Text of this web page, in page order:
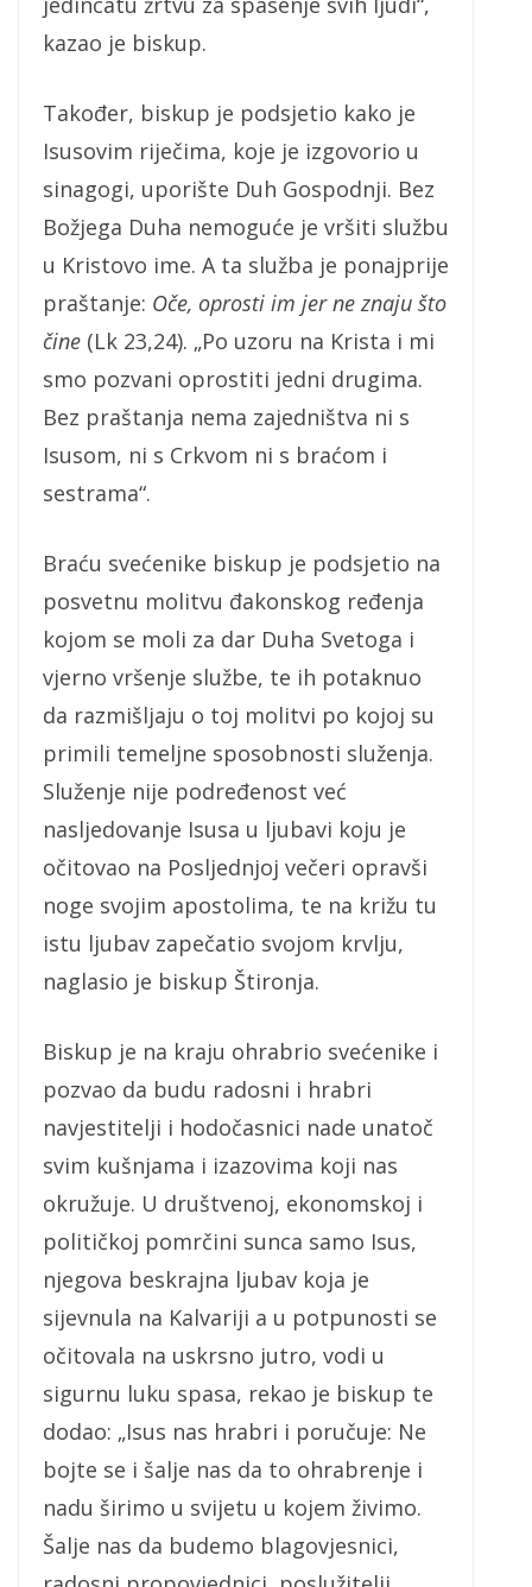
kazao je biskup.
Također, biskup je podsjetio kako je
Isusovim riječima, koje je izgovorio u
sinagogi, uporište Duh Gospodnji. Bez
Božjega Duha nemoguće je vršiti službu
u Kristovo ime. A ta služba je ponajprije
praštanje: Oče, oprosti im jer ne znaju što
čine (Lk 23,24). „Po uzoru na Krista i mi
smo pozvani oprostiti jedni drugima.
Bez praštanja nema zajedništva ni s
Isusom, ni s Crkvom ni s braćom i
sestrama“.
Braću svećenike biskup je podsjetio na
posvetnu molitvu đakonskog ređenja
kojom se moli za dar Duha Svetoga i
vjerno vršenje službe, te ih potaknuo
da razmišljaju o toj molitvi po kojoj su
primili temeljne sposobnosti služenja.
Služenje nije podređenost već
nasljedovanje Isusa u ljubavi koju je
očitovao na Posljednjoj večeri opravši
noge svojim apostolima, te na križu tu
istu ljubav zapečatio svojom krvlju,
naglasio je biskup Štironja.
Biskup je na kraju ohrabrio svećenike i
pozvao da budu radosni i hrabri
navjestitelji i hodočasnici nade unatoč
svim kušnjama i izazovima koji nas
okružuje. U društvenoj, ekonomskoj i
političkoj pomrčini sunca samo Isus,
njegova beskrajna ljubav koja je
sijevnula na Kalvariji a u potpunosti se
očitovala na uskrsno jutro, vodi u
sigurnu luku spasa, rekao je biskup te
dodao: „Isus nas hrabri i poručuje: Ne
bojte se i šalje nas da to ohrabrenje i
nadu širimo u svijetu u kojem živimo.
Šalje nas da budemo blagovjesnici,